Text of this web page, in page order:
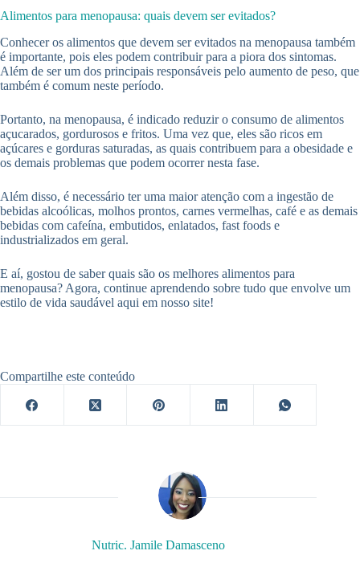
Alimentos para menopausa: quais devem ser evitados?
Conhecer os alimentos que devem ser evitados na menopausa também
é importante, pois eles podem contribuir para a piora dos sintomas.
Além de ser um dos principais responsáveis pelo aumento de peso, que
também é comum neste período.
Portanto, na menopausa, é indicado reduzir o consumo de alimentos
açucarados, gordurosos e fritos. Uma vez que, eles são ricos em
açúcares e gorduras saturadas, as quais contribuem para a obesidade e
os demais problemas que podem ocorrer nesta fase.
Além disso, é necessário ter uma maior atenção com a ingestão de
bebidas alcoólicas, molhos prontos, carnes vermelhas, café e as demais
bebidas com cafeína, embutidos, enlatados, fast foods e
industrializados em geral.
E aí, gostou de saber quais são os melhores alimentos para
menopausa? Agora, continue aprendendo sobre tudo que envolve um
estilo de vida saudável aqui em nosso site!
Compartilhe este conteúdo
Nutric. Jamile Damasceno